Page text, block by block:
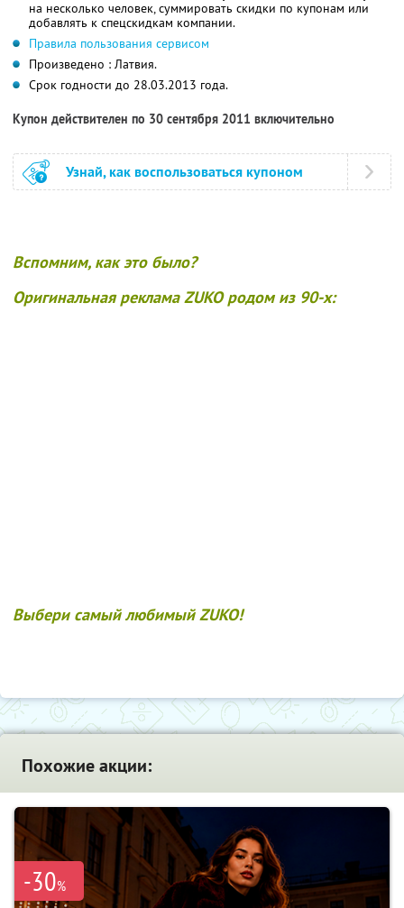
на несколько человек, суммировать скидки по купонам или
добавлять к спецскидкам компании.
Правила пользования сервисом
Произведено : Латвия.
Срок годности до 28.03.2013 года.
Купон действителен по 30 сентября 2011 включительно
Узнай, как воспользоваться купоном
Вспомним, как это было?
Оригинальная реклама ZUKO родом из 90-х:
Выбери самый любимый ZUKO!
Похожие акции:
-30%